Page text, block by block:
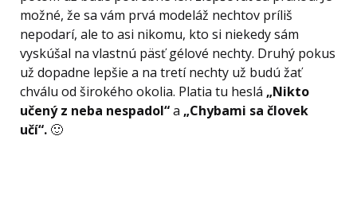
možné, že sa vám prvá modeláž nechtov príliš
nepodarí, ale to asi nikomu, kto si niekedy sám
vyskúšal na vlastnú päsť gélové nechty. Druhý pokus
už dopadne lepšie a na tretí nechty už budú žať
chválu od širokého okolia. Platia tu heslá „Nikto
učený z neba nespadol“a „Chybami sa človek
učí“. 🙂